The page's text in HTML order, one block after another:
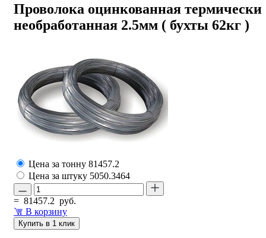
Проволока оцинкованная термически
необработанная 2.5мм ( бухты 62кг )
Цена за тонну 81457.2
Цена за штуку 5050.3464
= 81457.2 руб.
В корзину
Купить в 1 клик